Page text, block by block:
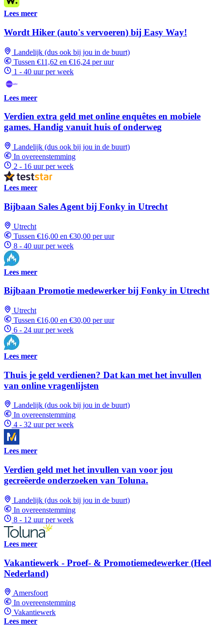
Lees meer
Wordt Hiker (auto's vervoeren) bij Easy Way!
Landelijk (dus ook bij jou in de buurt)
Tussen €11,62 en €16,24 per uur
1 - 40 uur per week
Lees meer
Verdien extra geld met online enquêtes en mobiele
games. Handig vanuit huis of onderweg
Landelijk (dus ook bij jou in de buurt)
In overeenstemming
2 - 16 uur per week
Lees meer
Bijbaan Sales Agent bij Fonky in Utrecht
Utrecht
Tussen €16,00 en €30,00 per uur
8 - 40 uur per week
Lees meer
Bijbaan Promotie medewerker bij Fonky in Utrecht
Utrecht
Tussen €16,00 en €30,00 per uur
6 - 24 uur per week
Lees meer
Thuis je geld verdienen? Dat kan met het invullen
van online vragenlijsten
Landelijk (dus ook bij jou in de buurt)
In overeenstemming
4 - 32 uur per week
Lees meer
Verdien geld met het invullen van voor jou
gecreëerde onderzoeken van Toluna.
Landelijk (dus ook bij jou in de buurt)
In overeenstemming
8 - 12 uur per week
Lees meer
Vakantiewerk - Proef- & Promotiemedewerker (Heel
Nederland)
Amersfoort
In overeenstemming
Vakantiewerk
Lees meer